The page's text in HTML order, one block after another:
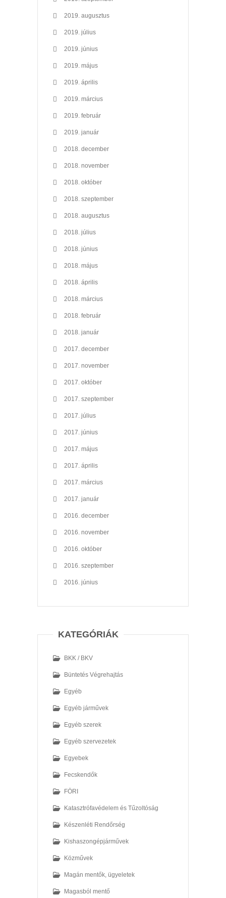
2019. augusztus
2019. július
2019. június
2019. május
2019. április
2019. március
2019. február
2019. január
2018. december
2018. november
2018. október
2018. szeptember
2018. augusztus
2018. július
2018. június
2018. május
2018. április
2018. március
2018. február
2018. január
2017. december
2017. november
2017. október
2017. szeptember
2017. július
2017. június
2017. május
2017. április
2017. március
2017. január
2016. december
2016. november
2016. október
2016. szeptember
2016. június
KATEGÓRIÁK
BKK / BKV
Büntetés Végrehajtás
Egyéb
Egyéb járművek
Egyéb szerek
Egyéb szervezetek
Egyebek
Fecskendők
FÖRI
Katasztrófavédelem és Tűzoltóság
Készenléti Rendőrség
Kishaszongépjárművek
Közművek
Magán mentők, ügyeletek
Magasból mentő